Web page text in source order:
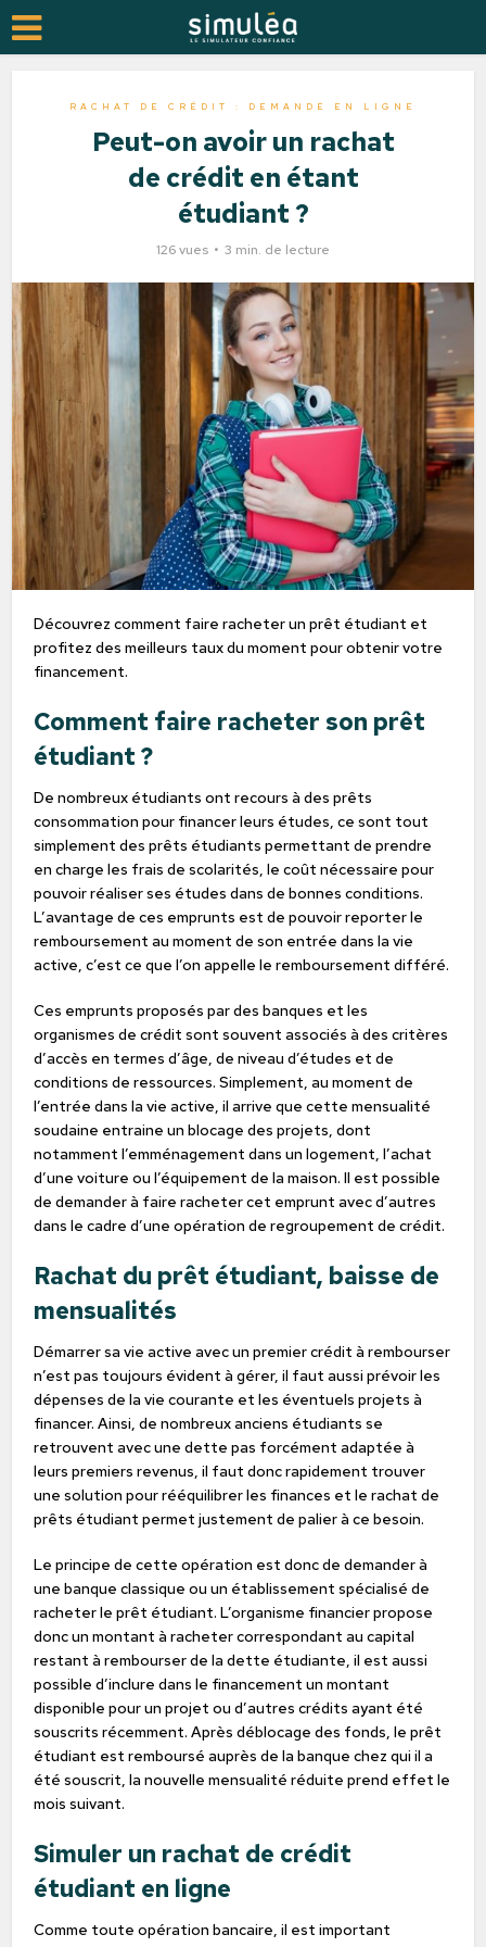
RACHAT DE CRÉDIT : DEMANDE EN LIGNE
Peut-on avoir un rachat
de crédit en étant
étudiant ?
126 vues 3 min. de lecture
Découvrez comment faire racheter un prêt étudiant et
profitez des meilleurs taux du moment pour obtenir votre
financement.
Comment faire racheter son prêt
étudiant ?
De nombreux étudiants ont recours à des prêts
consommation pour financer leurs études, ce sont tout
simplement des prêts étudiants permettant de prendre
en charge les frais de scolarités, le coût nécessaire pour
pouvoir réaliser ses études dans de bonnes conditions.
L’avantage de ces emprunts est de pouvoir reporter le
remboursement au moment de son entrée dans la vie
active, c’est ce que l’on appelle le remboursement différé.
Ces emprunts proposés par des banques et les
organismes de crédit sont souvent associés à des critères
d’accès en termes d’âge, de niveau d’études et de
conditions de ressources. Simplement, au moment de
l’entrée dans la vie active, il arrive que cette mensualité
soudaine entraine un blocage des projets, dont
notamment l’emménagement dans un logement, l’achat
d’une voiture ou l’équipement de la maison. Il est possible
de demander à faire racheter cet emprunt avec d’autres
dans le cadre d’une opération de regroupement de crédit.
Rachat du prêt étudiant, baisse de
mensualités
Démarrer sa vie active avec un premier crédit à rembourser
n’est pas toujours évident à gérer, il faut aussi prévoir les
dépenses de la vie courante et les éventuels projets à
financer. Ainsi, de nombreux anciens étudiants se
retrouvent avec une dette pas forcément adaptée à
leurs premiers revenus, il faut donc rapidement trouver
une solution pour rééquilibrer les finances et le rachat de
prêts étudiant permet justement de palier à ce besoin.
Le principe de cette opération est donc de demander à
une banque classique ou un établissement spécialisé de
racheter le prêt étudiant. L’organisme financier propose
donc un montant à racheter correspondant au capital
restant à rembourser de la dette étudiante, il est aussi
possible d’inclure dans le financement un montant
disponible pour un projet ou d’autres crédits ayant été
souscrits récemment. Après déblocage des fonds, le prêt
étudiant est remboursé auprès de la banque chez qui il a
été souscrit, la nouvelle mensualité réduite prend effet le
mois suivant.
Simuler un rachat de crédit
étudiant en ligne
Comme toute opération bancaire, il est important